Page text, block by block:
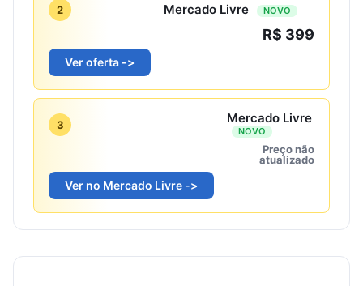
2 Mercado Livre NOVO
R$ 399
Ver oferta ->
3 Mercado Livre
NOVO
Preço não
atualizado
Ver no Mercado Livre ->